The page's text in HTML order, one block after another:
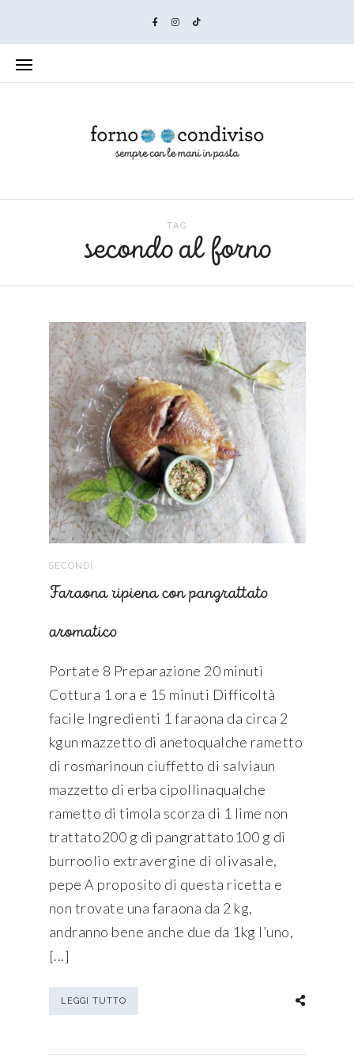
TAG
secondo al forno
SECONDI
Faraona ripiena con pangrattato
aromatico
Portate 8 Preparazione 20 minuti
Cottura 1 ora e 15 minuti Difficoltà
facile Ingredienti 1 faraona da circa 2
kgun mazzetto di anetoqualche rametto
di rosmarinoun ciuffetto di salviaun
mazzetto di erba cipollinaqualche
rametto di timola scorza di 1 lime non
trattato200 g di pangrattato100 g di
burroolio extravergine di olivasale,
pepe A proposito di questa ricetta e
non trovate una faraona da 2 kg,
andranno bene anche due da 1kg l’uno,
[...]
LEGGI TUTTO